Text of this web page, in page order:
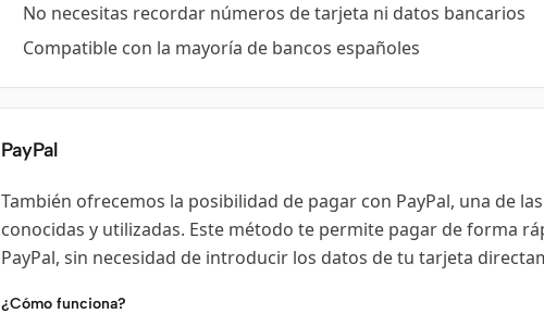
No necesitas recordar números de tarjeta ni datos bancarios
Compatible con la mayoría de bancos españoles
PayPal
También ofrecemos la posibilidad de pagar con PayPal, una de
conocidas y utilizadas. Este método te permite pagar de forma
PayPal, sin necesidad de introducir los datos de tu tarjeta
¿Cómo funciona?